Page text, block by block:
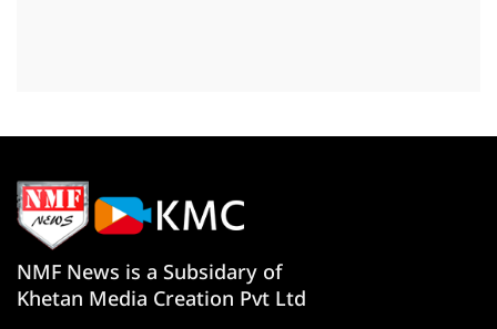
NMF News is a Subsidary of
Khetan Media Creation Pvt Ltd